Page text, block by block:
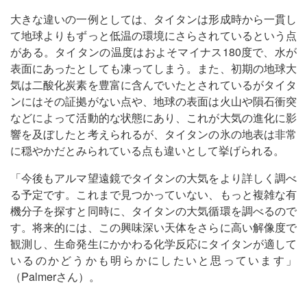
大きな違いの一例としては、タイタンは形成時から一貫し
て地球よりもずっと低温の環境にさらされているという点
がある。タイタンの温度はおよそマイナス180度で、水が
表面にあったとしても凍ってしまう。また、初期の地球大
気は二酸化炭素を豊富に含んでいたとされているがタイタ
ンにはその証拠がない点や、地球の表面は火山や隕石衝突
などによって活動的な状態にあり、これが大気の進化に影
響を及ぼしたと考えられるが、タイタンの氷の地表は非常
に穏やかだとみられている点も違いとして挙げられる。
「今後もアルマ望遠鏡でタイタンの大気をより詳しく調べ
る予定です。これまで見つかっていない、もっと複雑な有
機分子を探すと同時に、タイタンの大気循環を調べるので
す。将来的には、この興味深い天体をさらに高い解像度で
観測し、生命発生にかかわる化学反応にタイタンが適して
いるのかどうかも明らかにしたいと思っています」
（Palmerさん）。